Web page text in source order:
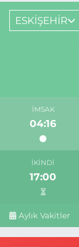
ESKİŞEHİR
İMSAK
04:16
İKINDI
17:00
Aylık Vakitler